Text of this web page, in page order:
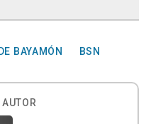
BAYAMÓN
BSN